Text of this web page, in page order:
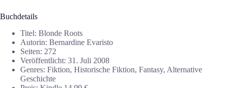
Buchdetails
Titel: Blonde Roots
Autorin: Bernardine Evaristo
Seiten: 272
Veröffentlicht: 31. Juli 2008
Genres: Fiktion, Historische Fiktion, Fantasy, Alternative
Geschichte